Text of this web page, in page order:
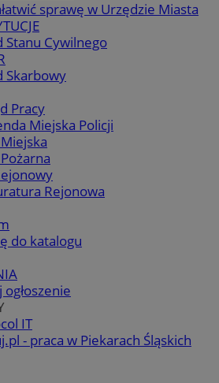
sprawę w Urzędzie Miasta
Stanu Cywilnego
Skarbowy
Pracy
Miejska Policji
Rejonowa
do katalogu
ogłoszenie
IT
- praca w Piekarach Śląskich